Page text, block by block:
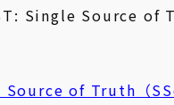
Single Source of
Source of Truth（